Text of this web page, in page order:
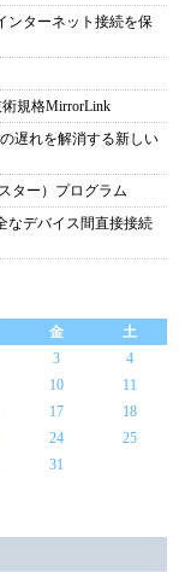
ンターネット接続を保
規格MirrorLink
遅れを解消する新しい
ター）プログラム
なデバイス間直接接続
金
土
3
4
10
11
17
18
24
25
31